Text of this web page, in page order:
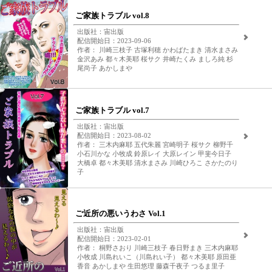
ご家族トラブル vol.8
出版社：宙出版
配信開始日：2023-09-06
作者： 川崎三枝子 古塚利穂 かわばたまき 清水まさみ
金沢あみ 都々木美耶 桜サク 井崎たくみ ましろ純 杉
尾尚子 あかしまや
ご家族トラブル vol.7
出版社：宙出版
配信開始日：2023-08-02
作者： 三木内麻耶 五代朱麗 宮崎明子 桜サク 柳野千
小石川かな 小牧成 鈴原レイ 大原レイン 甲斐今日子
大橋卓 都々木美耶 清水まさみ 川崎ひろこ さかたのり
子
ご近所の悪いうわさ Vol.1
出版社：宙出版
配信開始日：2023-02-01
作者： 桐野さおり 川崎三枝子 春日野まき 三木内麻耶
小牧成 川島れいこ（川島れい子） 都々木美耶 原田亜
香音 あかしまや 生田悠理 藤森千夜子 つるま里子